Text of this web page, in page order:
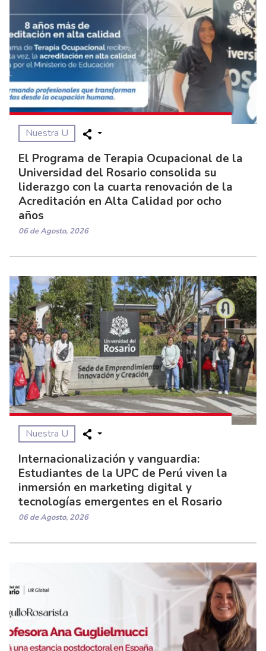
Nuestra U
El Programa de Terapia Ocupacional de la
Universidad del Rosario consolida su
liderazgo con la cuarta renovación de la
Acreditación en Alta Calidad por ocho
años
06 de Agosto, 2026
Nuestra U
Internacionalización y vanguardia:
Estudiantes de la UPC de Perú viven la
inmersión en marketing digital y
tecnologías emergentes en el Rosario
06 de Agosto, 2026